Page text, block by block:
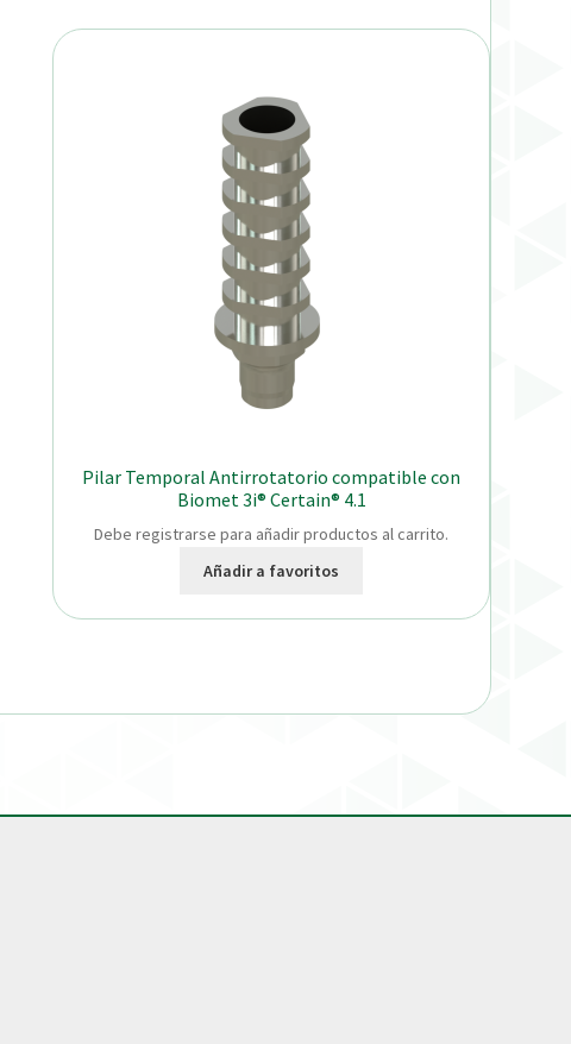
Pilar Temporal Antirrotatorio compatible con
Biomet 3i® Certain® 4.1
Debe registrarse para añadir productos al carrito.
Añadir a favoritos